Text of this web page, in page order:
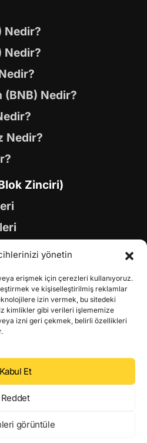
yönetin
erişmek için çerezleri kullanıyoruz.
ve kişiselleştirilmiş reklamlar
izin vermek, bu sitedeki
kimlikler gibi verileri işlememize
izni geri çekmek, belirli özellikleri
Kabul Et
Reddet
görüntüle
Nedir?
Nedir?
(BNB) Nedir?
Nedir?
Zinciri)
Coinleri